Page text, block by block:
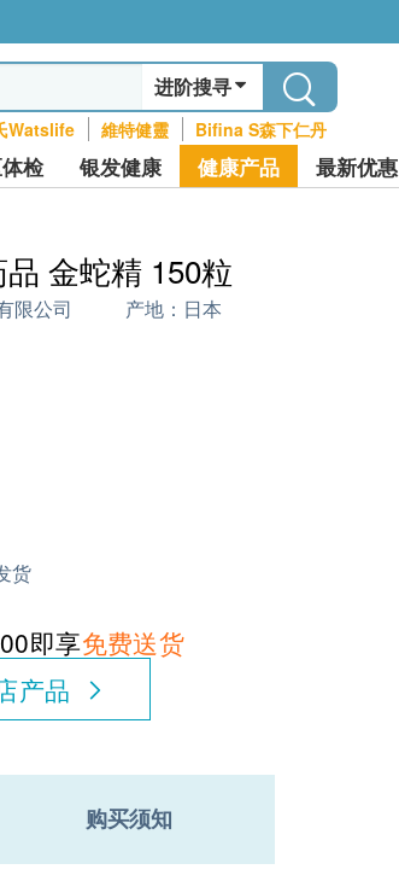
进阶搜寻
Watslife 維特健靈 Bifina S森下仁丹
检 银发健康 健康产品 最新优惠
金蛇精 150粒
限公司 产地： 日本
货
即享免费送货
产品
购买须知